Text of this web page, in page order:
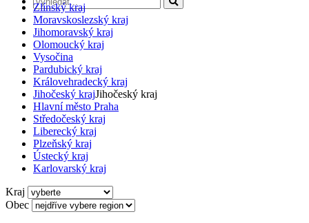
Zlínský kraj
Moravskoslezský kraj
Jihomoravský kraj
Olomoucký kraj
Vysočina
Pardubický kraj
Královehradecký kraj
Jihočeský krajJihočeský kraj
Hlavní město Praha
Středočeský kraj
Liberecký kraj
Plzeňský kraj
Ústecký kraj
Karlovarský kraj
Kraj
Obec